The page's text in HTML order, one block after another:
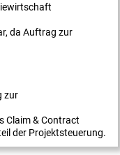
da Auftrag zur
zur
Claim & Contract
der Projektsteuerung.